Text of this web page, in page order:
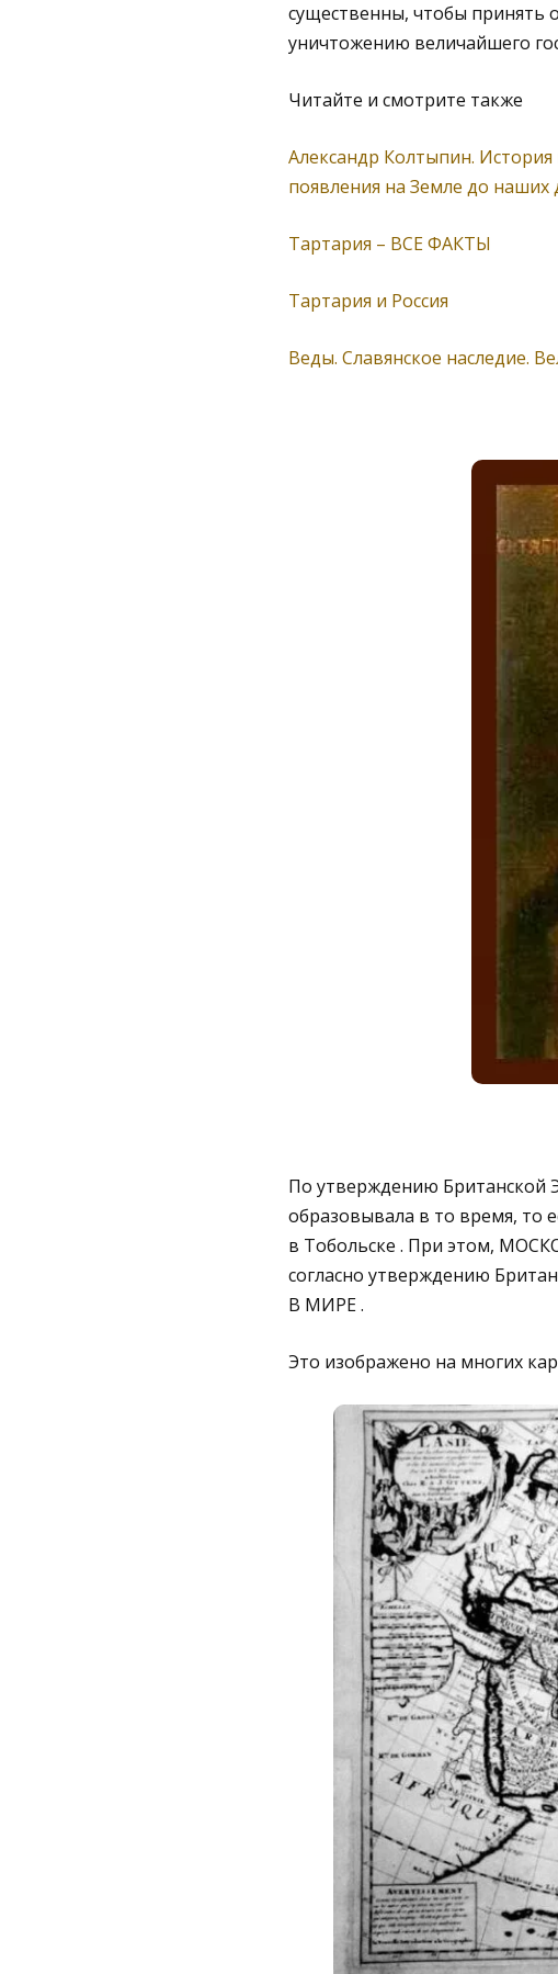
существенны, чтобы принять
уничтожению величайшего
Читайте и смотрите также
Александр Колтыпин.
появления на Земле до наших
Тартария – ВСЕ ФАКТЫ
Тартария и Россия
Веды. Славянское наследие.
По утверждению Британской
образовывала в то время, то
в Тобольске . При этом,
согласно утверждению
В МИРЕ .
Это изображено на многих